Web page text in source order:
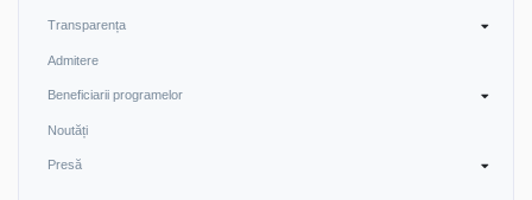
Transparența
Admitere
Beneficiarii programelor
Noutăți
Presă